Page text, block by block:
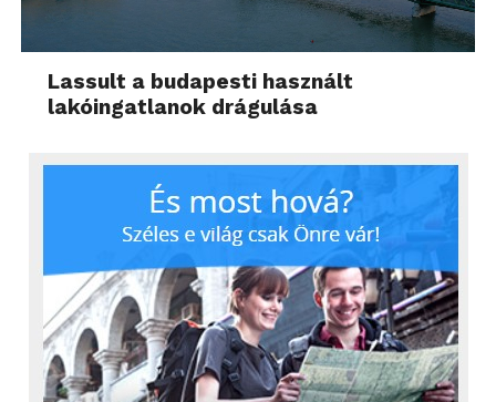
Lassult a budapesti használt
lakóingatlanok drágulása